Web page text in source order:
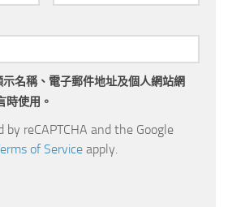
示名稱、電子郵件地址及個人網站網
時使用。
by reCAPTCHA and the Google
of Service apply.